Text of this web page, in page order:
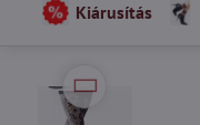
Kiárusítás